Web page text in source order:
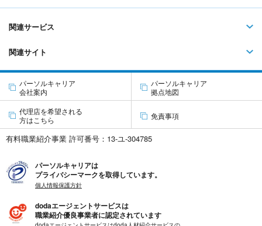
関連サービス
関連サイト
パーソルキャリア
会社案内
パーソルキャリア
拠点地図
代理店を希望される
方はこちら
免責事項
有料職業紹介事業 許可番号：13-ユ-304785
パーソルキャリアは
プライバシーマークを取得しています。
個人情報保護方針
dodaエージェントサービスは
職業紹介優良事業者に認定されています